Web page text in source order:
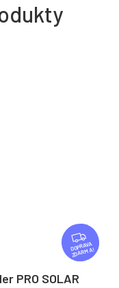
Z
D
A
ZDARMA
PRO SOLAR